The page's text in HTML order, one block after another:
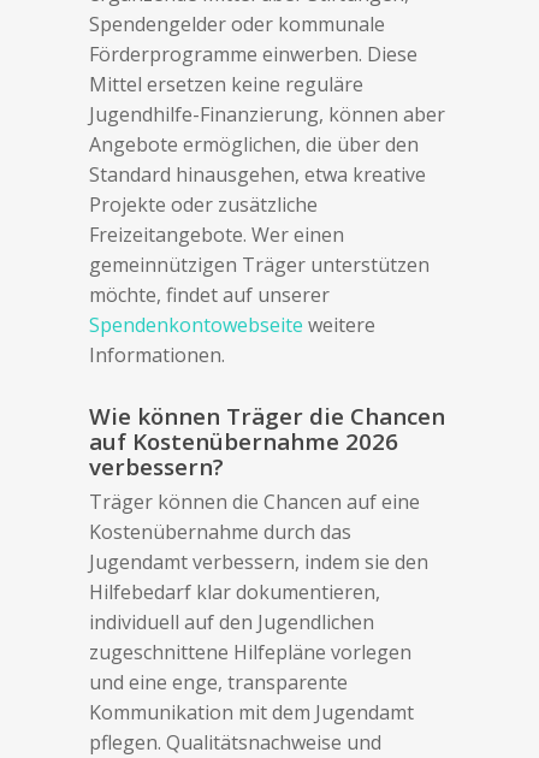
Spendengelder oder kommunale
Förderprogramme einwerben. Diese
Mittel ersetzen keine reguläre
Jugendhilfe-Finanzierung, können aber
Angebote ermöglichen, die über den
Standard hinausgehen, etwa kreative
Projekte oder zusätzliche
Freizeitangebote. Wer einen
gemeinnützigen Träger unterstützen
möchte, findet auf unserer
Spendenkontowebseite weitere
Informationen.
Wie können Träger die Chancen
auf Kostenübernahme 2026
verbessern?
Träger können die Chancen auf eine
Kostenübernahme durch das
Jugendamt verbessern, indem sie den
Hilfebedarf klar dokumentieren,
individuell auf den Jugendlichen
zugeschnittene Hilfepläne vorlegen
und eine enge, transparente
Kommunikation mit dem Jugendamt
pflegen. Qualitätsnachweise und